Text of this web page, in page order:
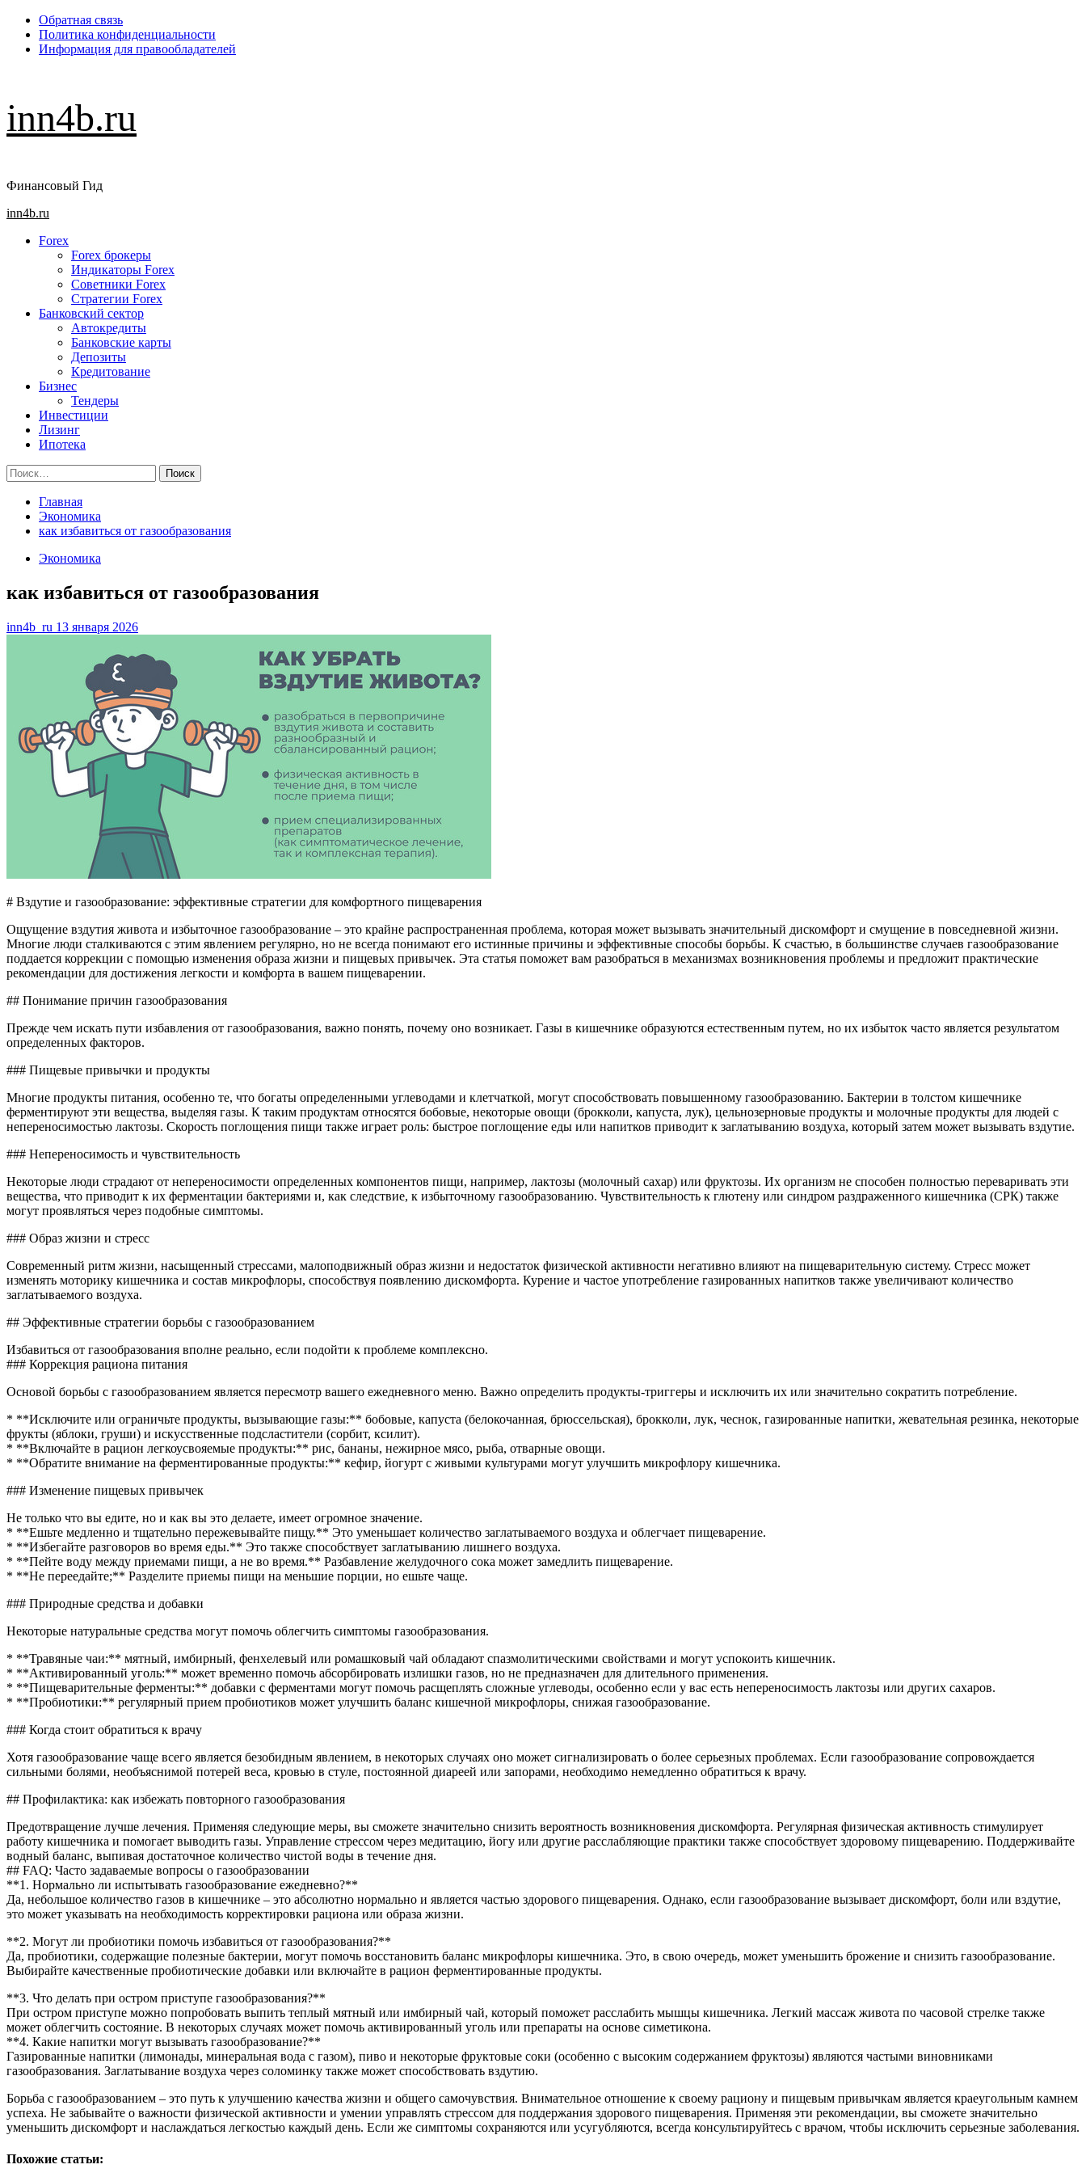
Перейти
содержимому
Обратная связь
Политика конфиденциальности
Информация для правообладателей
inn4b.ru
Финансовый Гид
Основное
inn4b.ru
Forex
Forex брокеры
Индикаторы Forex
Советники Forex
Стратегии Forex
Банковский сектор
Автокредиты
Банковские карты
Депозиты
Кредитование
Бизнес
Тендеры
Инвестиции
Лизинг
Ипотека
Найти:
Главная
Экономика
как избавиться от газообразования
Экономика
как избавиться от газообразования
inn4b_ru 13 января 2026
# Вздутие и газообразование: эффективные стратегии для комфортного пищеварения
Ощущение вздутия живота и избыточное газообразование – это крайне распространенная проблема, которая может вызывать значительный дискомфорт и смущение в повседневной жизни.
Многие люди сталкиваются с этим явлением регулярно, но не всегда понимают его истинные причины и эффективные способы борьбы. К счастью, в большинстве случаев газообразование
поддается коррекции с помощью изменения образа жизни и пищевых привычек. Эта статья поможет вам разобраться в механизмах возникновения проблемы и предложит практические
рекомендации для достижения легкости и комфорта в вашем пищеварении.
## Понимание причин газообразования
Прежде чем искать пути избавления от газообразования, важно понять, почему оно возникает. Газы в кишечнике образуются естественным путем, но их избыток часто является результатом
определенных факторов.
### Пищевые привычки и продукты
Многие продукты питания, особенно те, что богаты определенными углеводами и клетчаткой, могут способствовать повышенному газообразованию. Бактерии в толстом кишечнике
ферментируют эти вещества, выделяя газы. К таким продуктам относятся бобовые, некоторые овощи (брокколи, капуста, лук), цельнозерновые продукты и молочные продукты для людей с
непереносимостью лактозы. Скорость поглощения пищи также играет роль: быстрое поглощение еды или напитков приводит к заглатыванию воздуха, который затем может вызывать вздутие.
### Непереносимость и чувствительность
Некоторые люди страдают от непереносимости определенных компонентов пищи, например, лактозы (молочный сахар) или фруктозы. Их организм не способен полностью переваривать эти
вещества, что приводит к их ферментации бактериями и, как следствие, к избыточному газообразованию. Чувствительность к глютену или синдром раздраженного кишечника (СРК) также
могут проявляться через подобные симптомы.
### Образ жизни и стресс
Современный ритм жизни, насыщенный стрессами, малоподвижный образ жизни и недостаток физической активности негативно влияют на пищеварительную систему. Стресс может
изменять моторику кишечника и состав микрофлоры, способствуя появлению дискомфорта. Курение и частое употребление газированных напитков также увеличивают количество
заглатываемого воздуха.
## Эффективные стратегии борьбы с газообразованием
Избавиться от газообразования вполне реально, если подойти к проблеме комплексно.
### Коррекция рациона питания
Основой борьбы с газообразованием является пересмотр вашего ежедневного меню. Важно определить продукты-триггеры и исключить их или значительно сократить потребление.
* **Исключите или ограничьте продукты, вызывающие газы:** бобовые, капуста (белокочанная, брюссельская), брокколи, лук, чеснок, газированные напитки, жевательная резинка, некоторые
фрукты (яблоки, груши) и искусственные подсластители (сорбит, ксилит).
* **Включайте в рацион легкоусвояемые продукты:** рис, бананы, нежирное мясо, рыба, отварные овощи.
* **Обратите внимание на ферментированные продукты:** кефир, йогурт с живыми культурами могут улучшить микрофлору кишечника.
### Изменение пищевых привычек
Не только что вы едите, но и как вы это делаете, имеет огромное значение.
* **Ешьте медленно и тщательно пережевывайте пищу.** Это уменьшает количество заглатываемого воздуха и облегчает пищеварение.
* **Избегайте разговоров во время еды.** Это также способствует заглатыванию лишнего воздуха.
* **Пейте воду между приемами пищи, а не во время.** Разбавление желудочного сока может замедлить пищеварение.
* **Не переедайте;** Разделите приемы пищи на меньшие порции, но ешьте чаще.
### Природные средства и добавки
Некоторые натуральные средства могут помочь облегчить симптомы газообразования.
* **Травяные чаи:** мятный, имбирный, фенхелевый или ромашковый чай обладают спазмолитическими свойствами и могут успокоить кишечник.
* **Активированный уголь:** может временно помочь абсорбировать излишки газов, но не предназначен для длительного применения.
* **Пищеварительные ферменты:** добавки с ферментами могут помочь расщеплять сложные углеводы, особенно если у вас есть непереносимость лактозы или других сахаров.
* **Пробиотики:** регулярный прием пробиотиков может улучшить баланс кишечной микрофлоры, снижая газообразование.
### Когда стоит обратиться к врачу
Хотя газообразование чаще всего является безобидным явлением, в некоторых случаях оно может сигнализировать о более серьезных проблемах. Если газообразование сопровождается
сильными болями, необъяснимой потерей веса, кровью в стуле, постоянной диареей или запорами, необходимо немедленно обратиться к врачу.
## Профилактика: как избежать повторного газообразования
Предотвращение лучше лечения. Применяя следующие меры, вы сможете значительно снизить вероятность возникновения дискомфорта. Регулярная физическая активность стимулирует
работу кишечника и помогает выводить газы. Управление стрессом через медитацию, йогу или другие расслабляющие практики также способствует здоровому пищеварению. Поддерживайте
водный баланс, выпивая достаточное количество чистой воды в течение дня.
## FAQ: Часто задаваемые вопросы о газообразовании
**1. Нормально ли испытывать газообразование ежедневно?**
Да, небольшое количество газов в кишечнике – это абсолютно нормально и является частью здорового пищеварения. Однако, если газообразование вызывает дискомфорт, боли или вздутие,
это может указывать на необходимость корректировки рациона или образа жизни.
**2. Могут ли пробиотики помочь избавиться от газообразования?**
Да, пробиотики, содержащие полезные бактерии, могут помочь восстановить баланс микрофлоры кишечника. Это, в свою очередь, может уменьшить брожение и снизить газообразование.
Выбирайте качественные пробиотические добавки или включайте в рацион ферментированные продукты.
**3. Что делать при остром приступе газообразования?**
При остром приступе можно попробовать выпить теплый мятный или имбирный чай, который поможет расслабить мышцы кишечника. Легкий массаж живота по часовой стрелке также
может облегчить состояние. В некоторых случаях может помочь активированный уголь или препараты на основе симетикона.
**4. Какие напитки могут вызывать газообразование?**
Газированные напитки (лимонады, минеральная вода с газом), пиво и некоторые фруктовые соки (особенно с высоким содержанием фруктозы) являются частыми виновниками
газообразования. Заглатывание воздуха через соломинку также может способствовать вздутию.
Борьба с газообразованием – это путь к улучшению качества жизни и общего самочувствия. Внимательное отношение к своему рациону и пищевым привычкам является краеугольным камнем
успеха. Не забывайте о важности физической активности и умении управлять стрессом для поддержания здорового пищеварения. Применяя эти рекомендации, вы сможете значительно
уменьшить дискомфорт и наслаждаться легкостью каждый день. Если же симптомы сохраняются или усугубляются, всегда консультируйтесь с врачом, чтобы исключить серьезные заболевания.
Похожие статьи: